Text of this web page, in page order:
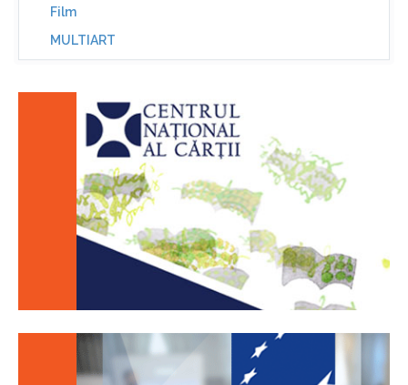
Film
MULTIART